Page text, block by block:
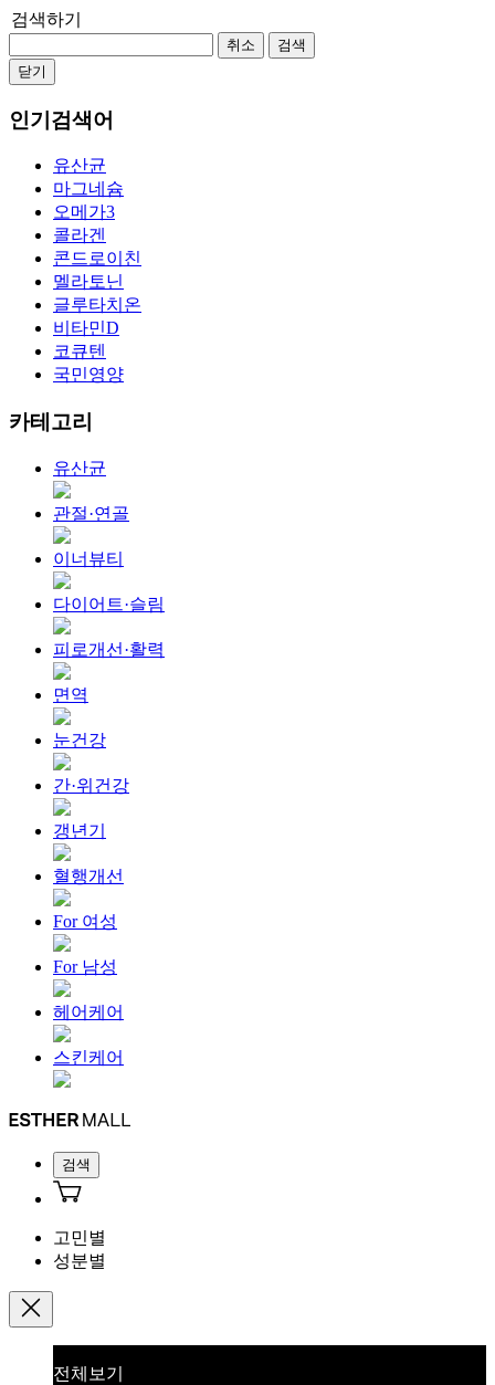
검색하기
취소
검색
닫기
인기검색어
유산균
마그네슘
오메가3
콜라겐
콘드로이친
멜라토닌
글루타치온
비타민D
코큐텐
국민영양
카테고리
유산균
관절·연골
이너뷰티
다이어트·슬림
피로개선·활력
면역
눈건강
간·위건강
갱년기
혈행개선
For 여성
For 남성
헤어케어
스킨케어
검색
고민별
성분별
전체보기